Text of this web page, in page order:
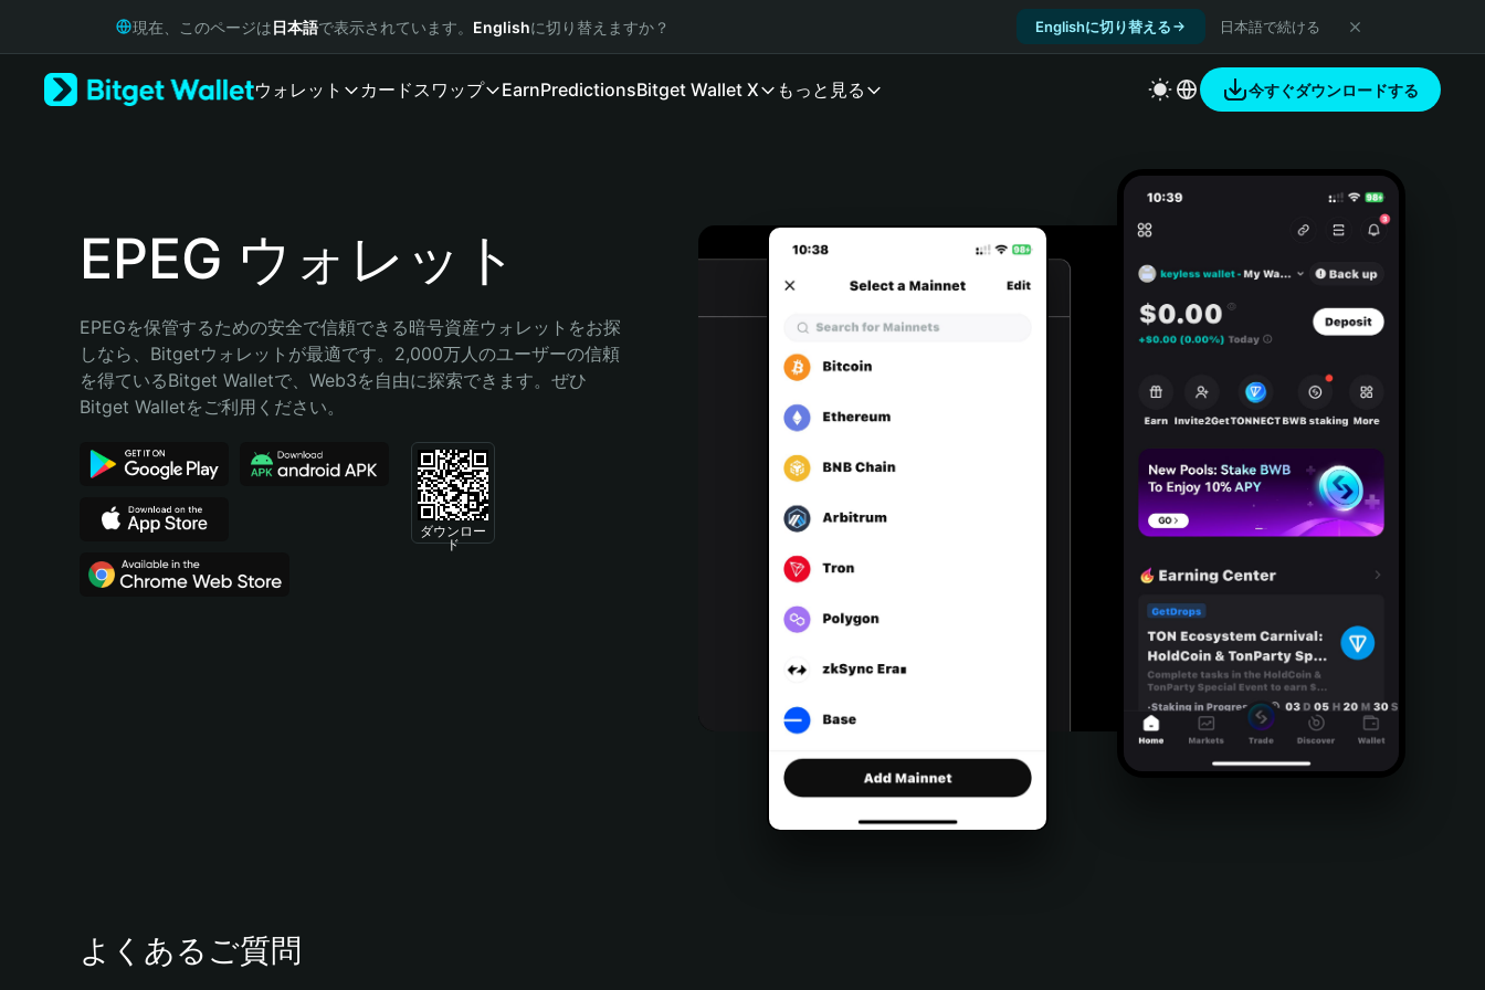
Русский
Bahasa Indonesia
Português (Brasil)
現在、このページは日本語で表示されています。 Englishに切り替えますか？ Englishに切り替える 日本語で続ける
ウォレット カードスワップ EarnPredictionsBitget Wallet X もっと見る 今すぐダウンロードする
EPEG ウォレット
EPEGを保管するための安全で信頼できる暗号資産ウォレットをお探
しなら、Bitgetウォレットが最適です。2,000万人のユーザーの信頼
を得ているBitget Walletで、Web3を自由に探索できます。ぜひ
Bitget Walletをご利用ください。
ダウンロー
ド
よくあるご質問